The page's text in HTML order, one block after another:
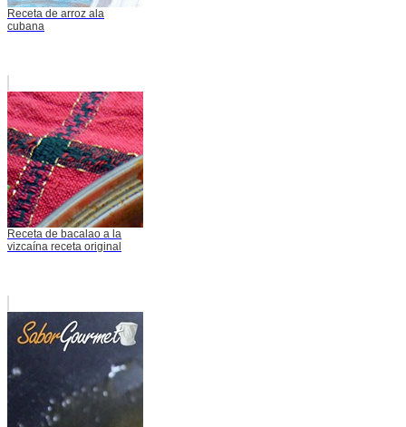
Receta de arroz ala
cubana
Receta de bacalao a la
vizcaína receta original